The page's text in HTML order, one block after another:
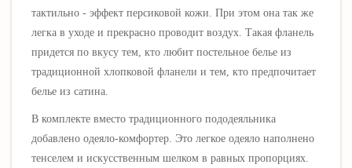
тактильно - эффект персиковой кожи. При этом она так же
легка в уходе и прекрасно проводит воздух. Такая фланель
придется по вкусу тем, кто любит постельное белье из
традиционной хлопковой фланели и тем, кто предпочитает
белье из сатина.
В комплекте вместо традиционного пододеяльника
добавлено одеяло-комфортер. Это легкое одеяло наполнено
тенселем и искусственным шелком в равных пропорциях.